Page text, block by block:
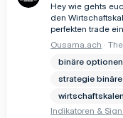
Hey wie gehts
den
perfekten trade
Ousama.ach
binäre
strategie
Indikatoren &